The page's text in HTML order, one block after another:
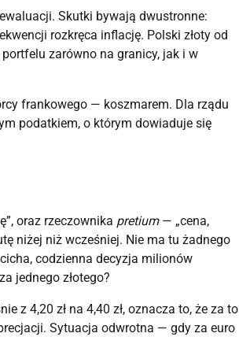
Skutki bywają dwustronne:
rozkręca inflację. Polski złoty od
zarówno na granicy, jak i w
frankowego — koszmarem. Dla rządu
podatkiem, o którym dowiaduje się
oraz rzeczownika pretium— „cena,
niżej niż wcześniej. Nie ma tu żadnego
codzienna decyzja milionów
jednego złotego?
z 4,20 zł na 4,40 zł, oznacza to, że za to
Sytuacja odwrotna — gdy za euro